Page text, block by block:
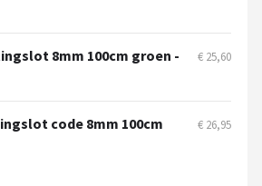
8mm 100cm groen -
€ 25,60
code 8mm 100cm
€ 26,95